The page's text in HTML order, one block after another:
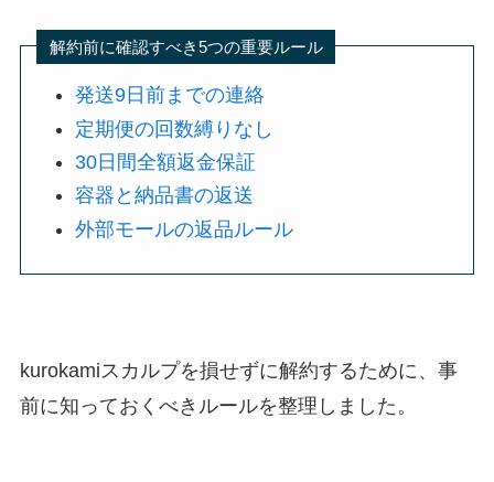
解約前に確認すべき5つの重要ルール
発送9日前までの連絡
定期便の回数縛りなし
30日間全額返金保証
容器と納品書の返送
外部モールの返品ルール
kurokamiスカルプを損せずに解約するために、事
前に知っておくべきルールを整理しました。